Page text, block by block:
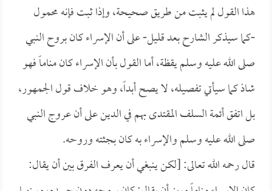
هذا القول لم يثبت من طريق صحيحة، وإذا ثبت فإنه محمول
-كما سيذكر الشارح بعد قليل- على أن الإسراء كان بروح النبي
صلى الله عليه وسلم يقظة، أما القول بأن الإسراء كان مناماً فهو
شاذ كما سيأتي تفصيله، لا يصح أبداً، وهو خلاف قول الجمهور،
بل اتفق أئمة السلف المقتدى بهم في الدين على أن عروج النبي
صلى الله عليه وسلم والإسراء به كان بجثته وروحه.
قال رحمه الله تعالى: [لكن ينبغي أن يعرف الفرق بين أن يقال: